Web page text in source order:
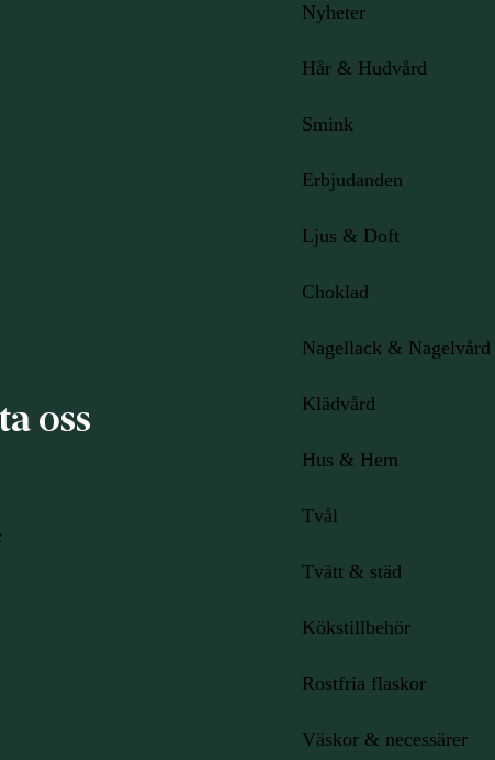
oss
Nyheter
Hår & Hudvård
Smink
Erbjudanden
Ljus & Doft
Choklad
Nagellack & Nagelvård
Klädvård
Hus & Hem
Tvål
Tvätt & städ
Kökstillbehör
Rostfria flaskor
Väskor & necessärer